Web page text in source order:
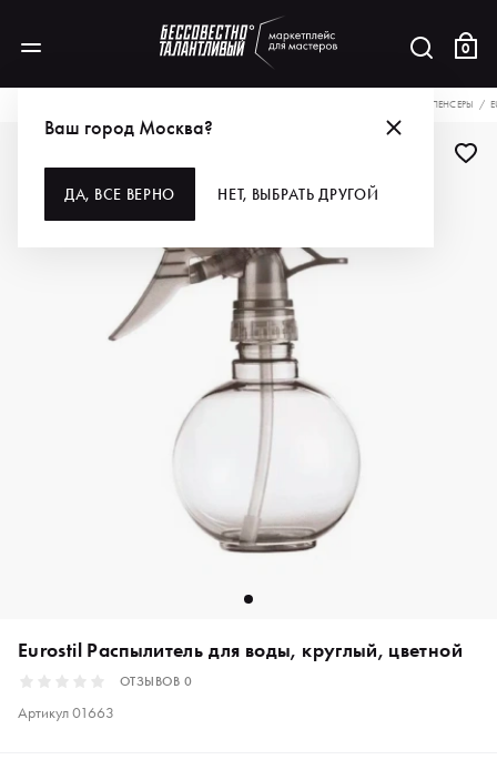
0
Ваш город Москва?
ДА, ВСЕ ВЕРНО НЕТ, ВЫБРАТЬ ДРУГОЙ
РАСПЫЛИТЕЛИ И ДИСПЕНСЕРЫ
Eurostil Распылитель для воды, круглый, цветной
ОТЗЫВОВ 0
Артикул01663